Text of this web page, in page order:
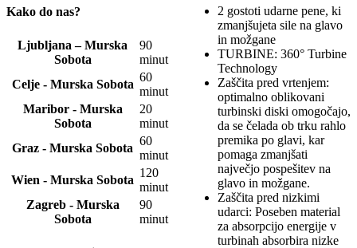
2 gostoti udarne pene, ki
zmanjšujeta sile na glavo
in možgane
TURBINE: 360° Turbine
Technology
Zaščita pred vrtenjem:
optimalno oblikovani
turbinski diski omogočajo,
da se čelada ob trku rahlo
premika po glavi, kar
pomaga zmanjšati
največjo pospešitev na
glavo in možgane.
Zaščita pred nizkimi
udarci: Poseben material
za absorpcijo energije v
turbinah absorbira nizke
Kako do nas?
Ljubljana – Murska
Sobota
90
minut
Celje - Murska Sobota
60
minut
Maribor - Murska
Sobota
20
minut
Graz - Murska Sobota
60
minut
Wien - Murska Sobota
120
minut
Zagreb - Murska
Sobota
90
minut